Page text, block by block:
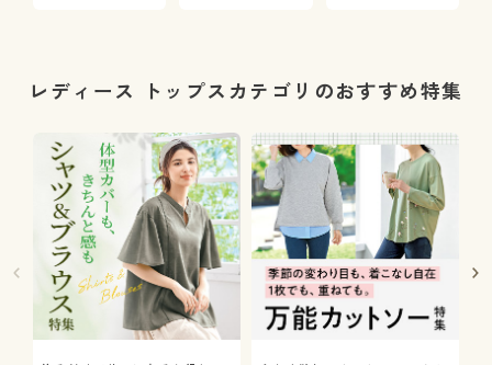
レディース トップスカテゴリのおすすめ特集